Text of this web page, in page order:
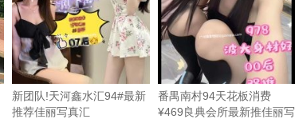
新团队!天河鑫水汇94#最新
推荐佳丽写真汇
番禺南村94天花板消费
¥469良典会所最新推佳丽写